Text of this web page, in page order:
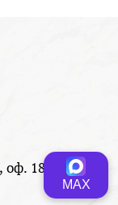
оф. 18
МАХ